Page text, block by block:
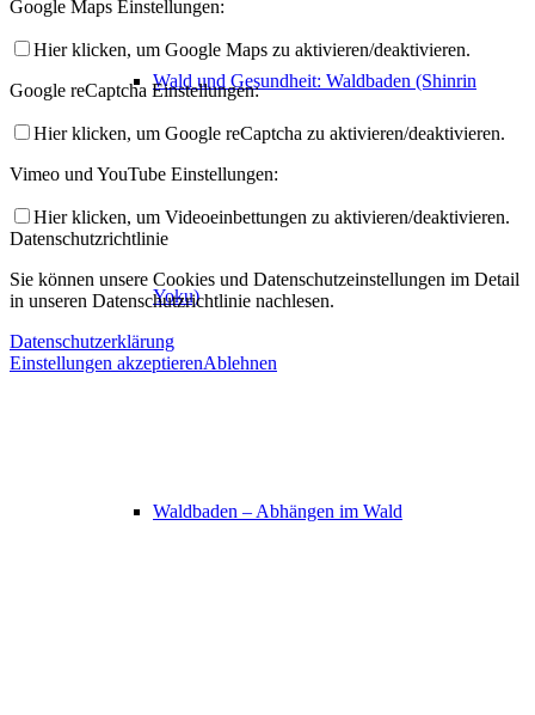
Wald und Gesundheit: Waldbaden (Shinrin
Yoku)
Waldbaden – Abhängen im Wald
Google Maps Einstellungen:
Hier klicken, um Google Maps zu aktivieren/deaktivieren.
Google reCaptcha Einstellungen:
Hier klicken, um Google reCaptcha zu aktivieren/deaktivieren.
Vimeo und YouTube Einstellungen:
Hier klicken, um Videoeinbettungen zu aktivieren/deaktivieren.
Datenschutzrichtlinie
Sie können unsere Cookies und Datenschutzeinstellungen im Detail
in unseren Datenschutzrichtlinie nachlesen.
Datenschutzerklärung
Einstellungen akzeptierenAblehnen